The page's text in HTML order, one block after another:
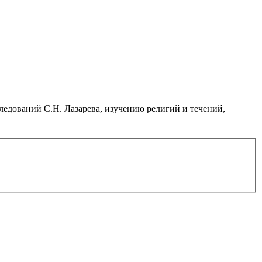
С.Н. Лазарева, изучению религий и течений,